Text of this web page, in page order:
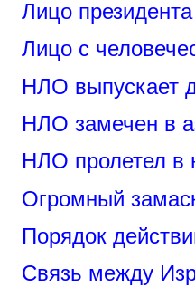
Лицо
Лицо с
НЛО выпускает
НЛО замечен в
НЛО пролетел в
Огромный
Порядок
Связь между